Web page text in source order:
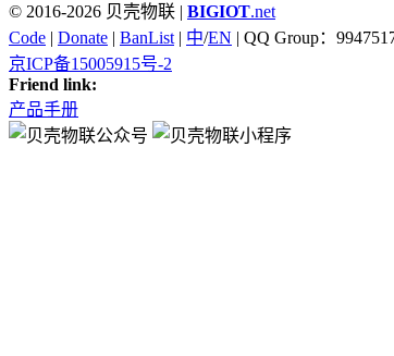
© 2016-2026 贝壳物联 | BIGIOT.net
Code | Donate | BanList | 中/EN | QQ Group：
京ICP备15005915号-2
Friend link:
产品手册